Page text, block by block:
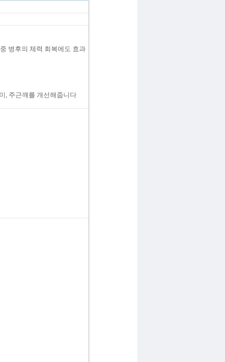
병후의 체력 회복에도 효과
, 주근깨를 개선해줍니다